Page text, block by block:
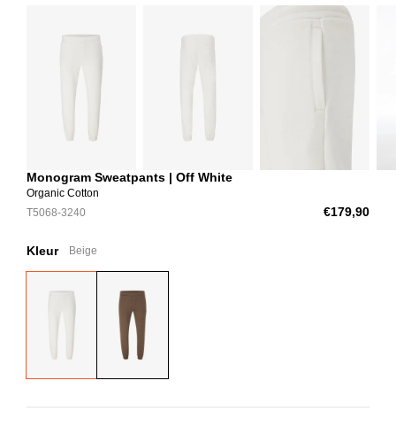
Monogram Sweatpants | Off White
Organic Cotton
T5068-3240
€179,90
Kleur Beige